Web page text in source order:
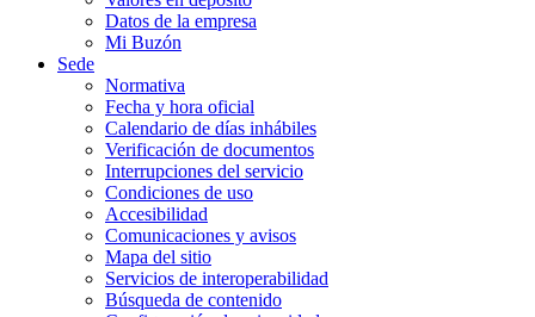
Datos de la empresa
Mi Buzón
Sede
Normativa
Fecha y hora oficial
Calendario de días inhábiles
Verificación de documentos
Interrupciones del servicio
Condiciones de uso
Accesibilidad
Comunicaciones y avisos
Mapa del sitio
Servicios de interoperabilidad
Búsqueda de contenido